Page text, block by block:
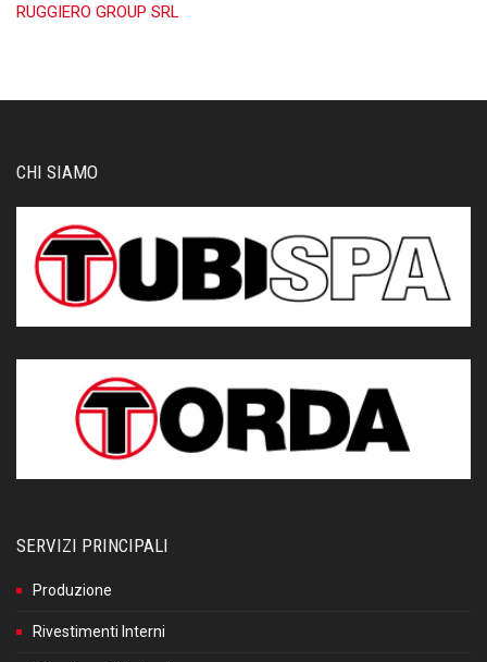
RUGGIERO GROUP SRL
CHI SIAMO
SERVIZI PRINCIPALI
Produzione
Rivestimenti Interni